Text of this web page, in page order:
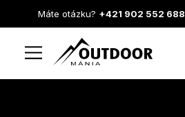
Máte otázku? +421 902 552 688